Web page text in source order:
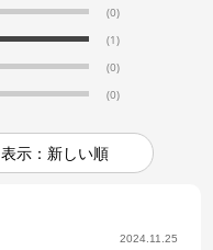
(0)
(1)
(0)
(0)
表示：新しい順
2024.11.25